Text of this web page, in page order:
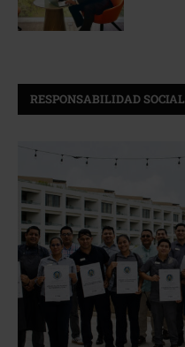
RESPONSABILIDAD SOCIAL